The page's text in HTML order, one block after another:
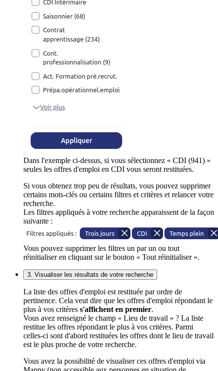
Dans l'exemple ci-dessus, si vous sélectionnez « CDI (941) »
seules les offres d'emploi en CDI vous seront restituées.
Si vous obtenez trop peu de résultats, vous pouvez supprimer
certains mots-clés ou certains filtres et critères et relancer votre
recherche.
Les filtres appliqués à votre recherche apparaissent de la façon
suivante :
Vous pouvez supprimer les filtres un par un ou tout
réinitialiser en cliquant sur le bouton « Tout réinitialiser ».
3. Visualiser les résultats de votre recherche
La liste des offres d'emploi est restituée par ordre de
pertinence. Cela veut dire que les offres d'emploi répondant le
plus à vos critères s'affichent en premier.
Vous avez renseigné le champ « Lieu de travail » ? La liste
restitue les offres répondant le plus à vos critères. Parmi
celles-ci sont d'abord restituées les offres dont le lieu de travail
est le plus proche de votre recherche.
Vous avez la possibilité de visualiser ces offres d'emploi via